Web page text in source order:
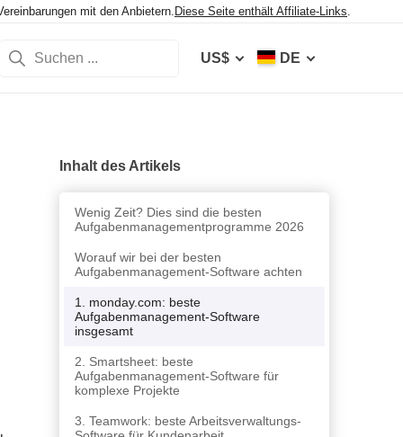
mit den Anbietern. Diese Seite enthält Affiliate-Links.
US$ DE
Inhalt des Artikels
Wenig Zeit? Dies sind die besten
Aufgabenmanagementprogramme 2026
Worauf wir bei der besten
Aufgabenmanagement-Software achten
1. monday.com: beste
Aufgabenmanagement-Software
insgesamt
2. Smartsheet: beste
Aufgabenmanagement-Software für
komplexe Projekte
3. Teamwork: beste Arbeitsverwaltungs-